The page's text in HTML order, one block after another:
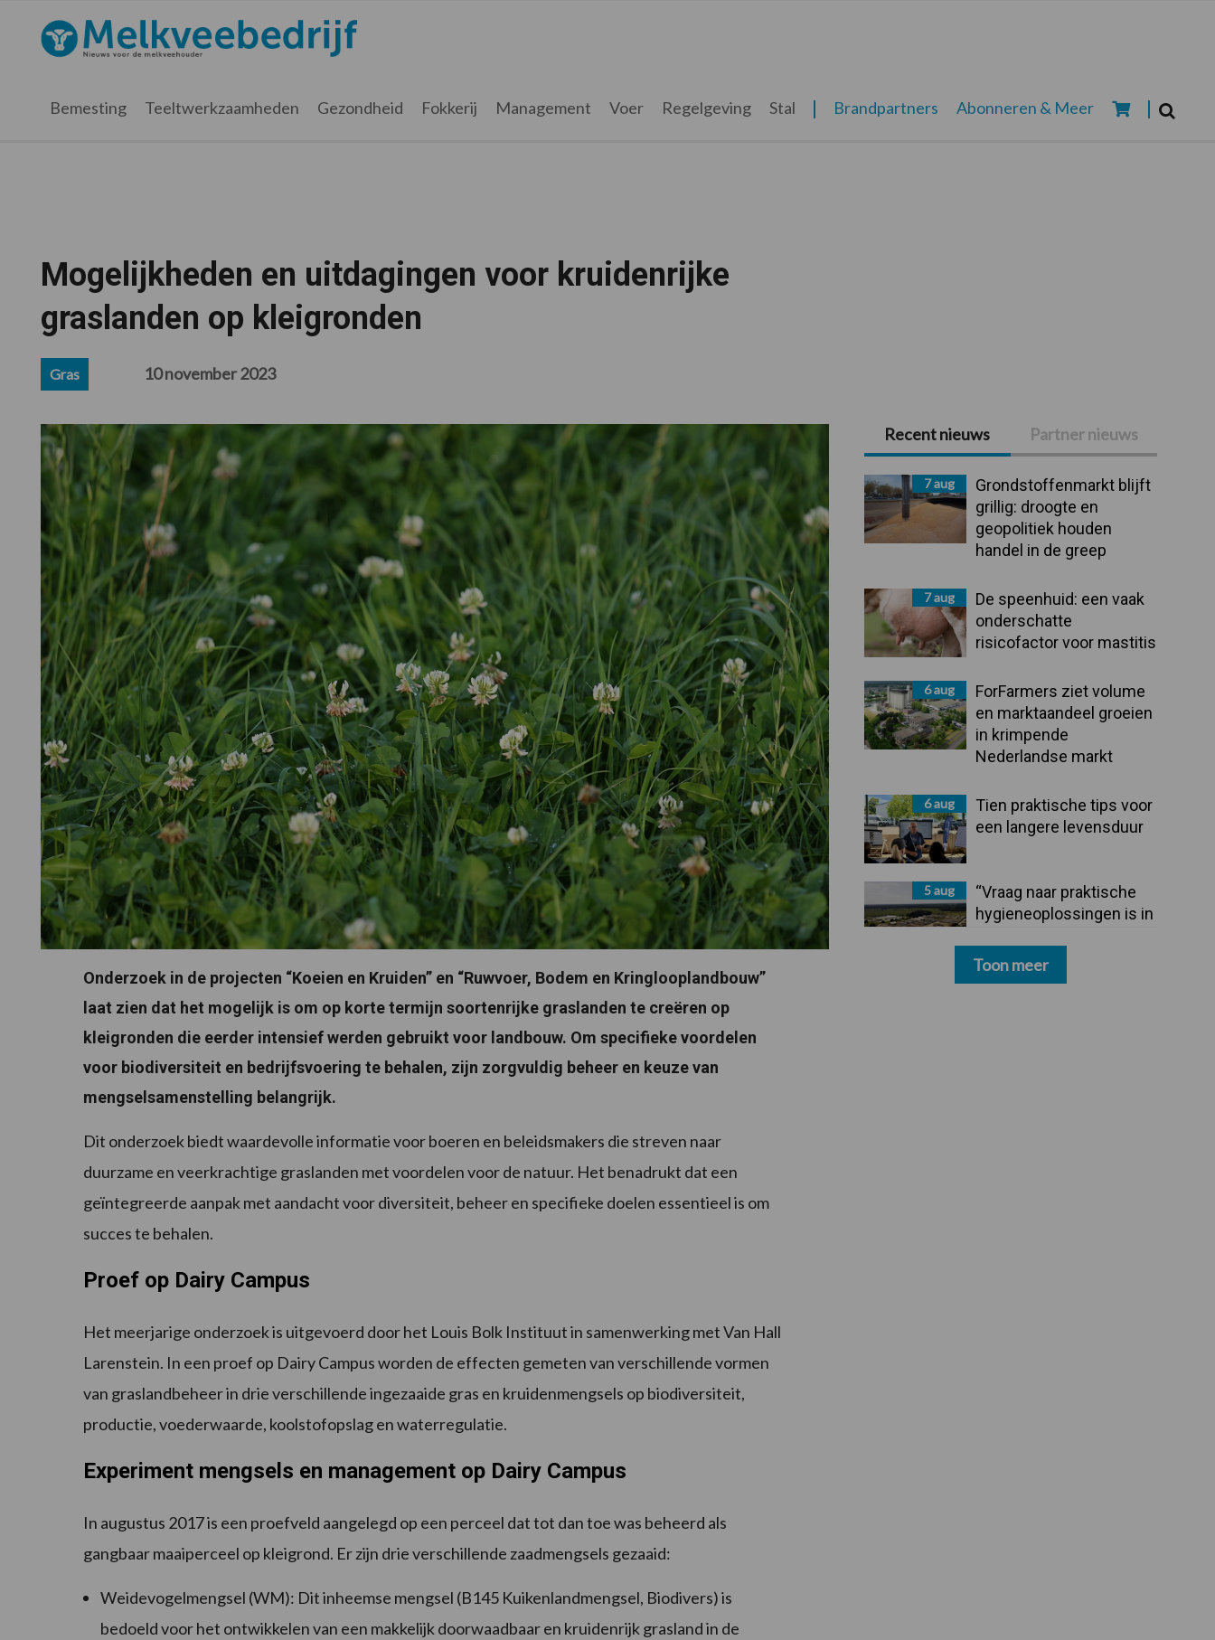
hoofdnavigatie
hoofd
eerste
voettekst
Melkveebedrijf.nl
Bemesting Teeltwerkzaamheden Gezondheid Fokkerij Management Voer Regelgeving Stal Brandpartners Abonneren & Meer
Mogelijkheden en uitdagingen voor kruidenrijke
graslanden op kleigronden
Gras 10 november 2023
Onderzoek in de projecten “Koeien en Kruiden” en “Ruwvoer, Bodem en Kringlooplandbouw”
laat zien dat het mogelijk is om op korte termijn soortenrijke graslanden te creëren op
kleigronden die eerder intensief werden gebruikt voor landbouw. Om specifieke voordelen
voor biodiversiteit en bedrijfsvoering te behalen, zijn zorgvuldig beheer en keuze van
mengselsamenstelling belangrijk.
Dit onderzoek biedt waardevolle informatie voor boeren en beleidsmakers die streven naar
duurzame en veerkrachtige graslanden met voordelen voor de natuur. Het benadrukt dat een
geïntegreerde aanpak met aandacht voor diversiteit, beheer en specifieke doelen essentieel is om
succes te behalen.
Proef op Dairy Campus
Het meerjarige onderzoek is uitgevoerd door het Louis Bolk Instituut in samenwerking met Van Hall
Larenstein. In een proef op Dairy Campus worden de effecten gemeten van verschillende vormen
van graslandbeheer in drie verschillende ingezaaide gras en kruidenmengsels op biodiversiteit,
productie, voederwaarde, koolstofopslag en waterregulatie.
Experiment mengsels en management op Dairy Campus
In augustus 2017 is een proefveld aangelegd op een perceel dat tot dan toe was beheerd als
gangbaar maaiperceel op kleigrond. Er zijn drie verschillende zaadmengsels gezaaid:
Weidevogelmengsel (WM): Dit inheemse mengsel (B145 Kuikenlandmengsel, Biodivers) is
bedoeld voor het ontwikkelen van een makkelijk doorwaadbaar en kruidenrijk grasland in de
Primaire
Sidebar
Recent nieuws Partner nieuws
7 aug
Grondstoffenmarkt blijft
grillig: droogte en
geopolitiek houden
handel in de greep
7 aug
De speenhuid: een vaak
onderschatte
risicofactor voor mastitis
6 aug
ForFarmers ziet volume
en marktaandeel groeien
in krimpende
Nederlandse markt
6 aug
Tien praktische tips voor
een langere levensduur
5 aug
“Vraag naar praktische
hygieneoplossingen is in
Toon meer